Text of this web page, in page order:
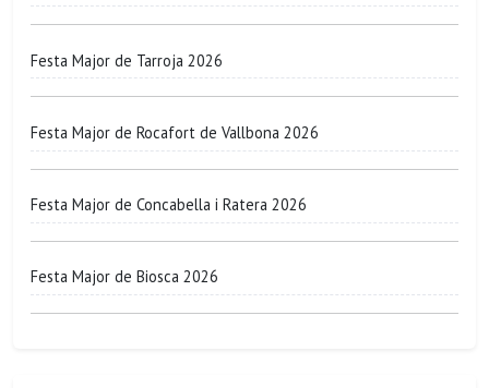
Festa Major de Tarroja 2026
Festa Major de Rocafort de Vallbona 2026
Festa Major de Concabella i Ratera 2026
Festa Major de Biosca 2026